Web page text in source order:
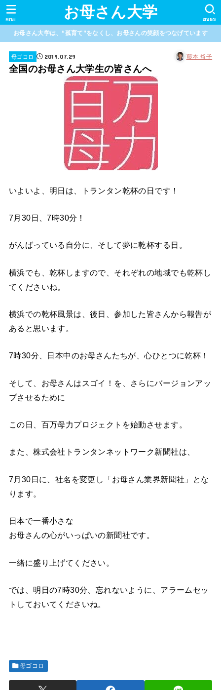
お母さん大学 SEARCH
MENU
お母さん大学は、“孤育て”をなくし、お母さんの笑顔をつなげています
母ゴコロ 2019.07.29 藤本 裕子
全国のお母さん大学生の皆さんへ
いよいよ、明日は、トランタン乾杯の日です！
7月30日、7時30分！
がんばっている自分に、そして夢に乾杯する日。
横浜でも、乾杯しますので、それぞれの地域でも乾杯し
てくださいね。
横浜での乾杯風景は、後日、参加した皆さんから報告が
あると思います。
7時30分、日本中のお母さんたちが、心ひとつに乾杯！
そして、お母さんはスゴイ！を、さらにバージョンアッ
プさせるために
この日、百万母力プロジェクトを始動させます。
また、株式会社トランタンネットワーク新聞社は、
7月30日に、社名を変更し「お母さん業界新聞社」とな
ります。
日本で一番小さな
お母さんの心がいっぱいの新聞社です。
一緒に盛り上げてください。
では、明日の7時30分、忘れないように、アラームセッ
トしておいてくださいね。
母ゴコロ